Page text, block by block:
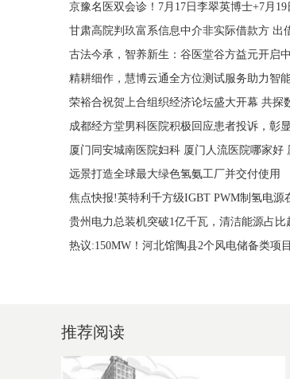
京豫名医双会诊！7月17日李翠英博士+7月
甘肃高院判玖富系信息中介非实际借款方 出
古法今承，智养新生：谷医堂谷方益元开启
精耕细作，慧博云通全方位测试服务助力智
荣裕合祝贺上合组织经济论坛盛大开幕 共探
成都经方堂男科医院积极回应患者投诉，彰
厦门同安城南医院妇科 厦门人流医院哪家好
远景打造全球最大绿色氢氨工厂并交付使用
焦点快报!英特利千方级IGBT PWM制氢电源
贵州电力总装机突破1亿千瓦，清洁能源占比
热议:150MW！河北馆陶县2个风电储备类项
推荐阅读